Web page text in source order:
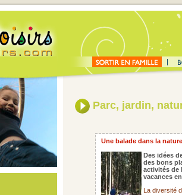
Parc, jardin,
Une balade dans la
Des idées
des bons
activités de
vacances
La diversité